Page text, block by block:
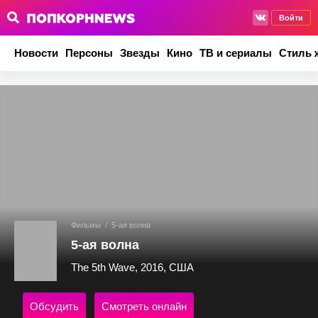
Войти
Новости Персоны Звезды Кино ТВ и сериалы Стиль
Фильмы / 5-ая волна
5-ая волна
The 5th Wave, 2016, США
Обсудить Смотреть онлайн